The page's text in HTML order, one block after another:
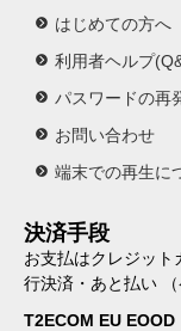
はじめての方へ
利用者ヘルプ
パスワードの再
お問い合わせ
端末での再生に
決済手段
お支払はクレジット
行決済・あと払い
T2ECOM EU EOOD